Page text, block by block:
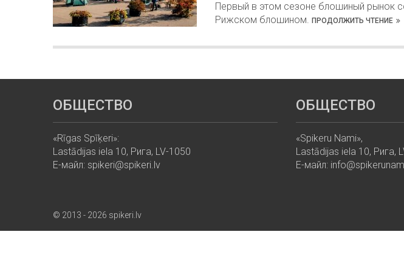
Первый в этом сезоне блошиный рынок
Рижском блошином. ПРОДОЛЖИТЬ ЧТЕНИЕ
ОБЩЕСТВО
«Rīgas Spīķeri»:
Lastādijas iela 10, Рига, LV-1050
Е-майл: spikeri@spikeri.lv
ОБЩЕСТВО
«Spikeru Nami»,
Lastādijas iela 10, Рига,
Е-майл:
© 2013 - 2026 spikeri.lv